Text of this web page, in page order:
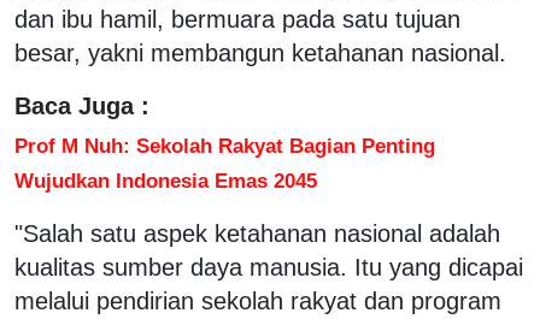
dan ibu hamil, bermuara pada satu tujuan
besar, yakni membangun ketahanan nasional.
Baca Juga :
Prof M Nuh: Sekolah Rakyat Bagian Penting
Wujudkan Indonesia Emas 2045
"Salah satu aspek ketahanan nasional adalah
kualitas sumber daya manusia. Itu yang dicapai
melalui pendirian sekolah rakyat dan program